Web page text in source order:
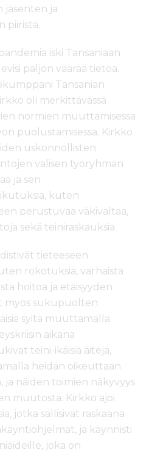
jäsenten ja
piiristä.
iski Tansaniaan
paljon väärää tietoa.
Tansanian
oli merkittävässä
normien muuttamisessa
puolustamisessa. Kirkko
uskonnollisten
välisen työryhmän
ja sen
kuten
perustuvaa väkivaltaa,
sekä teiniraskauksia.
tieteeseen
rokotuksia, varhaista
hoitoa ja etäisyyden
myös sukupuolten
syitä muuttamalla
aikana
teini-ikäisiä äitejä,
heidän oikeuttaan
näiden toimien näkyvyys
muutosta. Kirkko ajoi
jotka sallisivat raskaana
ja käynnisti
joka on